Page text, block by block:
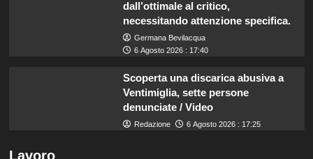
dall’ottimale al critico,
necessitando attenzione specifica.
Germana Bevilacqua
6 Agosto 2026 : 17:40
Scoperta una discarica abusiva a
Ventimiglia, sette persone
denunciate / Video
Redazione 6 Agosto 2026 : 17:25
Lavoro